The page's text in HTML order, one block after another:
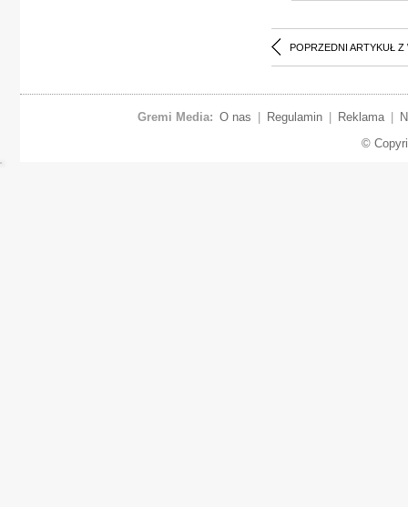
POPRZEDNI ARTYKUŁ Z
Gremi Media: O nas Regulamin Reklama
©